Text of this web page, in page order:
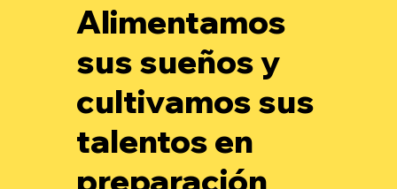
Alimentamos
sus sueños y
cultivamos sus
talentos en
preparación